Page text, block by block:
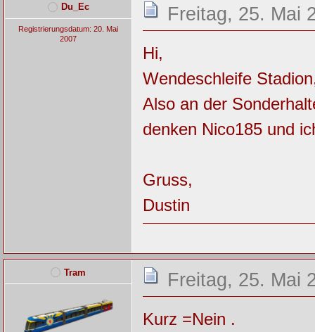
Du_Ec
Registrierungsdatum: 20. Mai
2007
Freitag, 25. Mai
Hi,
Wendeschleife
Also an der
denken Nico185 und
Gruss,
Dustin
Tram Freitag, 25. Mai
Kurz =Nein .